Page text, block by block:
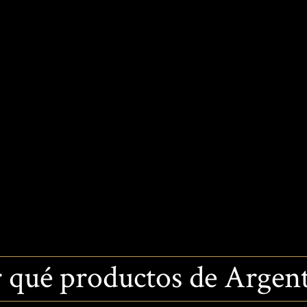
qué productos de